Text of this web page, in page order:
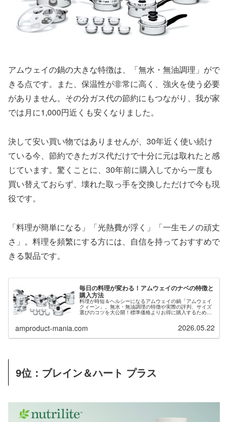
アムウェイの鍋の大きな特徴は、「無水・無油調理」がで
きる点です。また、保温性が非常に高く、強火を使う必要
がありません。その分ガス代の節約にもつながり、我が家
では月に1,000円近くも安くなりました。
決して安い買い物ではありませんが、30年近く使い続け
ている今、節約できたガス代だけで十分に元は取れたと感
じています。驚くことに、30年前に購入してから一度も
買い替えておらず、壊れた取っ手を交換しただけで今も現
役です。
「料理が簡単になる」「光熱費が浮く」「一生モノの頑丈
さ」。料理を頻繁にする方には、自信を持っておすすめで
きる製品です。
毎日の料理が変わる！アムウェイのナベの特徴と
購入方法
料理が時短＆ヘルシーになるアムウェイの鍋「アムウェイ
クィーン」。無水・無油調理の特徴や実際の評判、サイズ
選びのコツを大公開！標準価格よりお得に購入するための
amproduct-mania.com 2026.05.22
9位： ブレイン＆ハート プラス